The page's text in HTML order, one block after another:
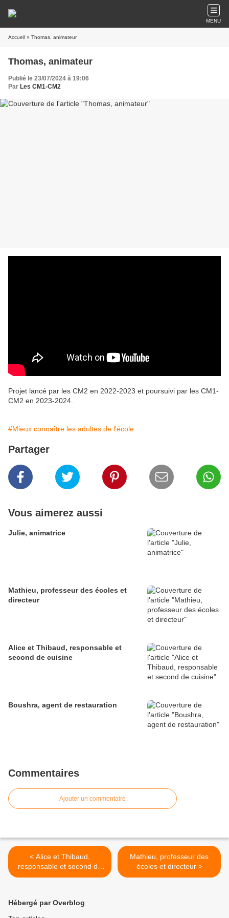
MENU
Accueil » Thomas, animateur
Thomas, animateur
Publié le 23/07/2024 à 19:06
Par Les CM1-CM2
Projet lancé par les CM2 en 2022-2023 et poursuivi par les CM1-
CM2 en 2023-2024.
#Mieux connaître les adultes de l'école
Partager
Vous aimerez aussi
Julie, animatrice
Mathieu, professeur des écoles et
directeur
Alice et Thibaud, responsable et
second de cuisine
Boushra, agent de restauration
Commentaires
Ajouter un commentaire
< Alice et Thibaud,
responsable et second de
cuisine
Mathieu, professeur des
écoles et directeur >
Hébergé par Overblog